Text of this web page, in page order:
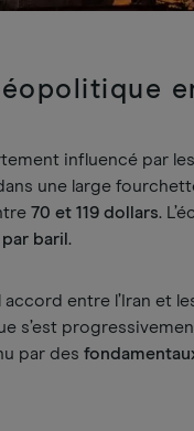
influencé par
une large
70 et 119 dollars.
baril.
entre l’Iran et
s’est
par des